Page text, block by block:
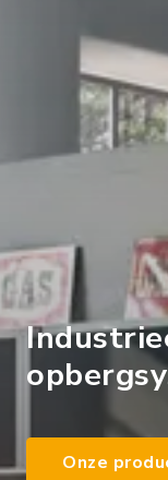
Onze